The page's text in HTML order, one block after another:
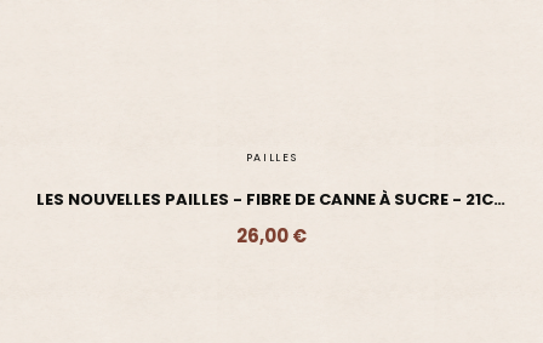
PAILLES
LES NOUVELLES PAILLES - FIBRE DE CANNE À SUCRE - 21CM
X500
26,00 €
Ajouter - 26,00 €